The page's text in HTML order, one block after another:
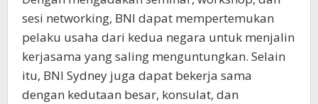
sesi networking, BNI dapat mempertemukan
pelaku usaha dari kedua negara untuk menjalin
kerjasama yang saling menguntungkan. Selain
itu, BNI Sydney juga dapat bekerja sama
dengan kedutaan besar, konsulat, dan